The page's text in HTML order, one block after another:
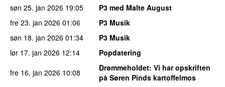
søn 25. jan 2026 19:05
P3 med Malte August
fre 23. jan 2026 01:06
P3 Musik
søn 18. jan 2026 01:34
P3 Musik
lør 17. jan 2026 12:14
Popdatering
fre 16. jan 2026 10:08 Drømmeholdet: Vi har opskriften
på Søren Pinds kartoffelmos